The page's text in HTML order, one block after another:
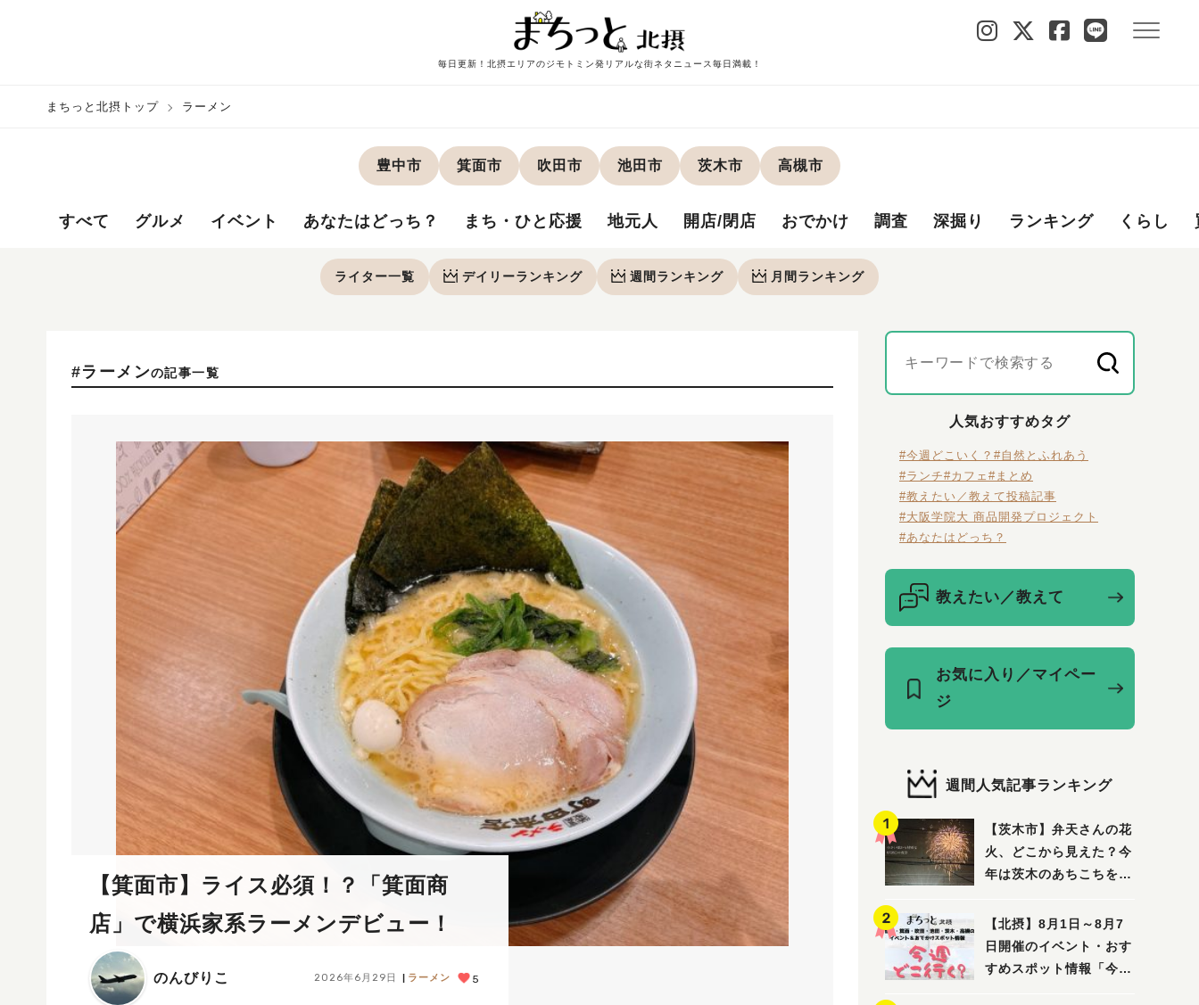
毎日更新！北摂エリアのジモトミン発リアルな街ネタニュース毎日満載！
まちっと北摂トップ ラーメン
豊中市 箕面市 吹田市 池田市 茨木市 高槻市
すべて グルメ イベント あなたはどっち？ まち・ひと応援 地元人 開店/閉店 おでかけ 調査 深掘り ランキング くらし
ライター一覧 デイリーランキング 週間 ランキング 月間 ランキング
#ラーメンの記事一覧
【箕面市】ライス必須！？「箕面商
店」で横浜家系ラーメンデビュー！
のんびりこ 2026年6月29日 ラーメン 5
人気おすすめタグ
#今週どこいく？ #自然とふれあう
#ランチ#カフェ #まとめ
#教えたい／教えて投稿記事
#大阪学院大 商品開発プロジェクト
#あなたはどっち？
教えたい／教えて
お気に入り／マイペー
ジ
週間人気記事ランキング
【茨木市】弁天さんの花
火、どこから見えた？今
年は茨木のあちこちを巡
【北摂】8月1日～8月7
日開催のイベント・おす
すめスポット情報「今週